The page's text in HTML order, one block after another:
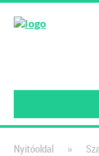
Nyitóoldal »